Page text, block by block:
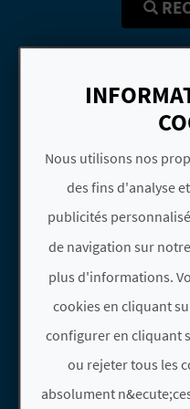
la carte
1
Aller &agrave;
El
Aller &agrave;
El
Nous utilisons nos
des fins d'analyse
publicités
de navigation sur
plus d'informations.
cookies en cliquant
configurer en cliquant
ou rejeter tous les
absolument